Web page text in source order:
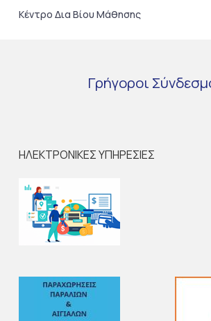
Κέντρο Δια Βίου Μάθησης
Γρήγοροι
ΗΛΕΚΤΡΟΝΙΚΕΣ ΥΠΗΡΕΣΙΕΣ